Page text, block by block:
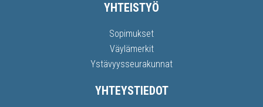
YHTEISTYÖ
Sopimukset
Väylämerkit
Ystävyysseurakunnat
YHTEYSTIEDOT